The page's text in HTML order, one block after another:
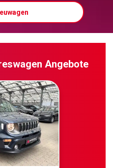
Angebote